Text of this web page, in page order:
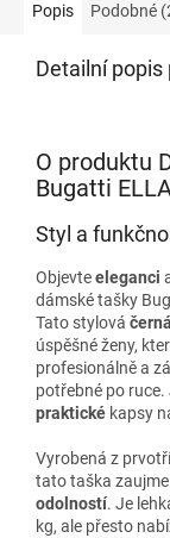
Popis Podobné
Detailní popis
O produktu
Bugatti
Styl a
Objevteeleganci
dámské tašky
Tato stylová černá
úspěšné ženy,
profesionálně a
potřebné po
praktické kapsy
Vyrobená z
tato taška
odolností. Je
kg, ale přesto